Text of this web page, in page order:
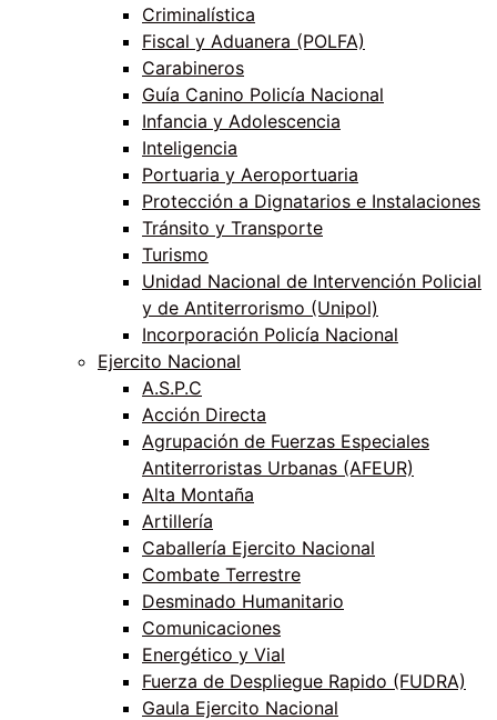
Criminalística
Fiscal y Aduanera (POLFA)
Carabineros
Guía Canino Policía Nacional
Infancia y Adolescencia
Inteligencia
Portuaria y Aeroportuaria
Protección a Dignatarios e Instalaciones
Tránsito y Transporte
Turismo
Unidad Nacional de Intervención Policial
y de Antiterrorismo (Unipol)
Incorporación Policía Nacional
Ejercito Nacional
A.S.P.C
Acción Directa
Agrupación de Fuerzas Especiales
Antiterroristas Urbanas (AFEUR)
Alta Montaña
Artillería
Caballería Ejercito Nacional
Combate Terrestre
Desminado Humanitario
Comunicaciones
Energético y Vial
Fuerza de Despliegue Rapido (FUDRA)
Gaula Ejercito Nacional